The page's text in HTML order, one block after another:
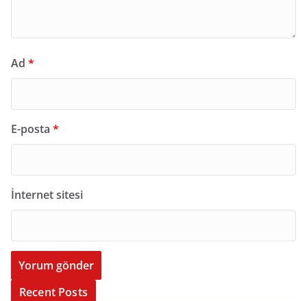
Ad *
E-posta *
İnternet sitesi
Recent Posts